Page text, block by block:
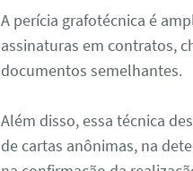
A perícia grafotécnica é
assinaturas em contratos,
documentos semelhantes.
Além disso, essa técnica
de cartas anônimas, na